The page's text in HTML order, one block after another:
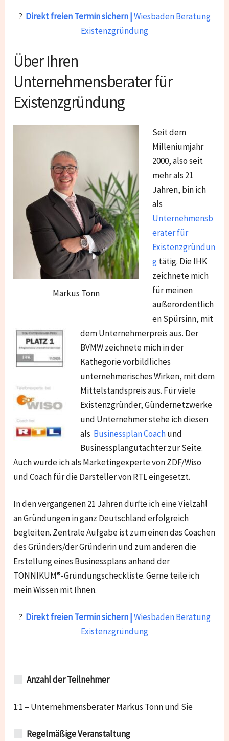
? Direkt freien Termin sichern |Wiesbaden Beratung
Existenzgründung
Über Ihren
Unternehmensberater für
Existenzgründung
Markus Tonn
Seit dem
Milleniumjahr
2000, also seit
mehr als 21
Jahren, bin ich
als
Unternehmensb
erater für
Existenzgründun
gtätig. Die IHK
zeichnete mich
für meinen
außerordentlich
en Spürsinn, mit
dem Unternehmerpreis aus. Der
BVMW zeichnete mich in der
Kathegorie vorbildliches
unternehmerisches Wirken, mit dem
Mittelstandspreis aus. Für viele
Existenzgründer, Gündernetzwerke
und Unternehmer stehe ich diesen
als Businessplan Coachund
Businessplangutachter zur Seite.
Auch wurde ich als Marketingexperte von ZDF/Wiso
und Coach für die Darsteller von RTL eingesetzt.
In den vergangenen 21 Jahren durfte ich eine Vielzahl
an Gründungen in ganz Deutschland erfolgreich
begleiten. Zentrale Aufgabe ist zum einen das Coachen
des Gründers/der Gründerin und zum anderen die
Erstellung eines Businessplans anhand der
TONNIKUM®-Gründungscheckliste. Gerne teile ich
mein Wissen mit Ihnen.
? Direkt freien Termin sichern |Wiesbaden Beratung
Existenzgründung
Anzahl der Teilnehmer
1:1 – Unternehmensberater Markus Tonn und Sie
Regelmäßige Veranstaltung